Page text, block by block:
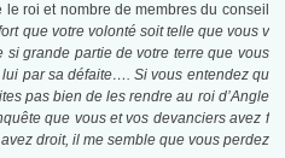
roi et nombre de membres du conseil
que votre volonté soit telle que vous v
si grande partie de votre terre que vous
par sa défaite…. Si vous entendez qu
pas bien de les rendre au roi d’Angle
que vous et vos devanciers avez f
droit, il me semble que vous perdez